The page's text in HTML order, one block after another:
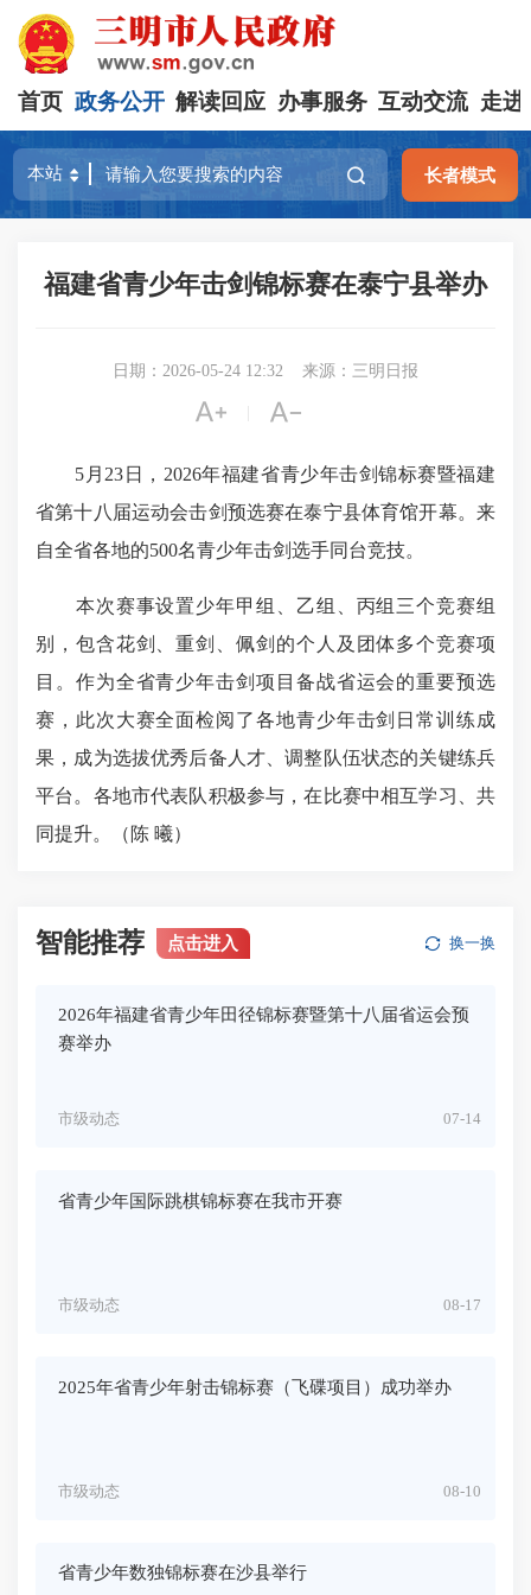
首页 政务公开 解读回应 办事服务 互动交流 走进
长者模式
福建省青少年击剑锦标赛在泰宁县举办
日期：2026-05-24 12:32 来源：三明日报
 
5月23日，2026年福建省青少年击剑锦标赛暨福建
省第十八届运动会击剑预选赛在泰宁县体育馆开幕。来
自全省各地的500名青少年击剑选手同台竞技。
本次赛事设置少年甲组、乙组、丙组三个竞赛组
别，包含花剑、重剑、佩剑的个人及团体多个竞赛项
目。作为全省青少年击剑项目备战省运会的重要预选
赛，此次大赛全面检阅了各地青少年击剑日常训练成
果，成为选拔优秀后备人才、调整队伍状态的关键练兵
平台。各地市代表队积极参与，在比赛中相互学习、共
同提升。（陈 曦）
智能推荐 点击进入 换一换
2026年福建省青少年田径锦标赛暨第十八届省运会预
赛举办
07-14
市级动态
省青少年国际跳棋锦标赛在我市开赛
08-17
市级动态
2025年省青少年射击锦标赛（飞碟项目）成功举办
08-10
市级动态
省青少年数独锦标赛在沙县举行